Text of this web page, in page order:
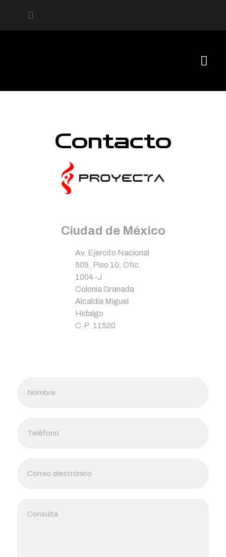
Contacto
Ciudad de México
Av. Ejercito Nacional
505, Piso 10, Ofic.
1004-J
Colonia Granada
Alcaldía Miguel
Hidalgo
C.P. 11520